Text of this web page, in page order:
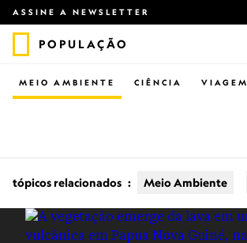
ASSINE A NEWSLETTER
POPULAÇÃO
CIÊNCIA VIAGEM
MEIO AMBIENTE
tópicos relacionados : Meio Ambiente